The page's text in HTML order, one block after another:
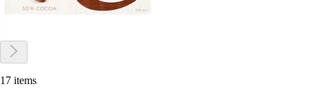
17 items